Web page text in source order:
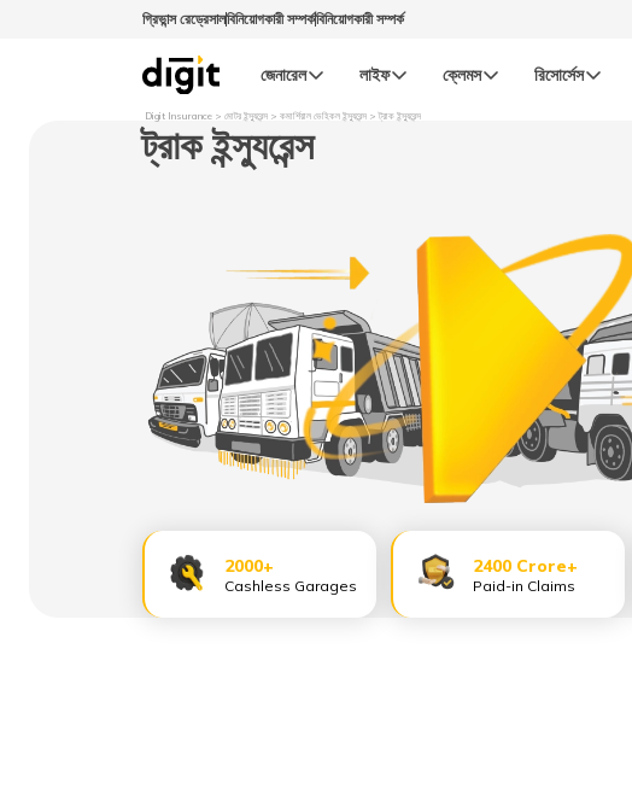
গ্রিভান্স রেড্রেসালবিনিয়োগকারী সম্পর্কবিনিয়োগকারী সম্পর্ক
জেনারেল লাইফ ক্লেমস রিসোর্সেস
Digit Insurance মোটর ইন্স্যুরেন্স কমার্শিয়াল ভেহিকল ইন্স্যুরেন্স ট্রাক ইন্স্যুরেন্স
ট্রাক ইন্স্যুরেন্স
2000+
Cashless Garages
2400 Crore+
Paid-in Claims